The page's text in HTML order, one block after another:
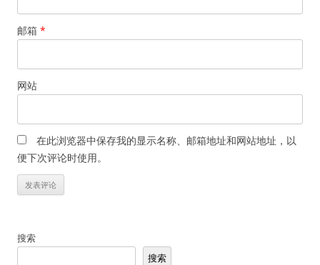
邮箱 *
网站
在此浏览器中保存我的显示名称、邮箱地址和网站地址，以
便下次评论时使用。
搜索
搜索